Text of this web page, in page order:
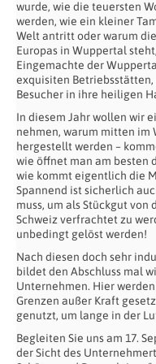
wurde, wie die teuersten
werden, wie ein kleiner
Welt antritt oder warum
Europas in Wuppertal
Eingemachte der
exquisiten Betriebsstätten,
Besucher in ihre heiligen
In diesem Jahr wollen wir
nehmen, warum mitten im
hergestellt werden –
wie öffnet man am besten
wie kommt eigentlich die
Spannend ist sicherlich
muss, um als Stückgut
Schweiz verfrachtet zu
unbedingt gelöst werden!
Nach diesen doch sehr
bildet den Abschluss mal
Unternehmen. Hier
Grenzen außer Kraft
genutzt, um lange in der
Begleiten Sie uns am 17.
der Sicht des